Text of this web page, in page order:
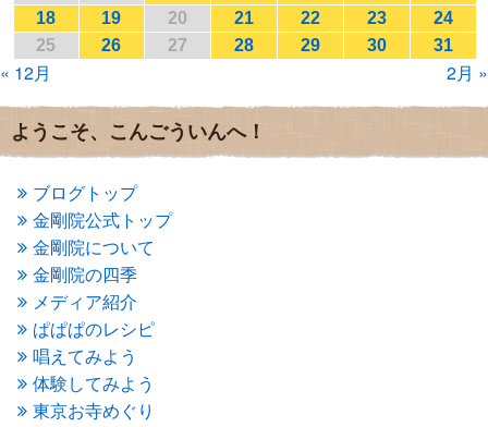
2017年1月(2)
2016年12月(4)
2016年11月(3)
2016年10月
2016年8月
2016年7月
(3)
2016年5月(3)
2016年4月
(4)
2016年3月 (4)
2016年2月 (5)
2016年1月(3)
2015年12月(6)
2015年11月 (4)
2015年10月
(4)
2015年9月(3)
2015年8月(4)
2015年7月(4)
18 19 20 21 22 23
24
25
26 27 28 29 30 31
« 12月 2月 »
ようこそ、こんごういんへ！
ブログトップ
金剛院公式トップ
金剛院について
金剛院の四季
メディア紹介
ぱぱぱのレシピ
唱えてみよう
体験してみよう
東京お寺めぐり